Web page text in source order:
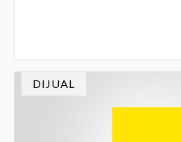
DIJUAL